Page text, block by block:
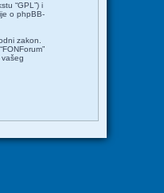
“GPL”) i
o phpBB-
zakon.